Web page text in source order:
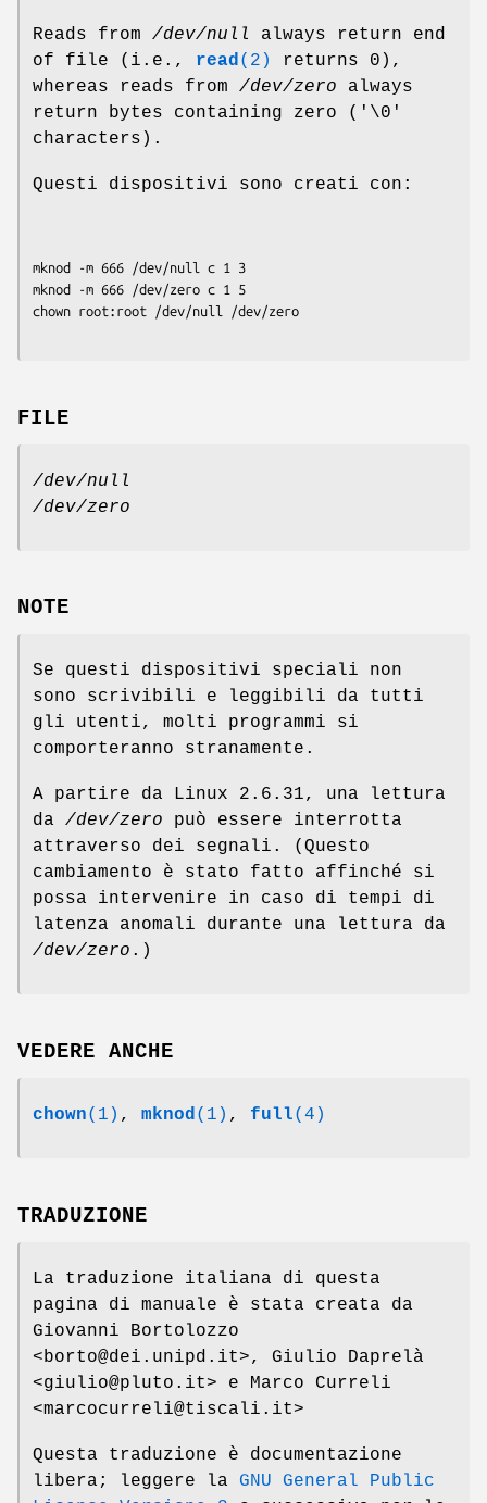
Reads from /dev/null
always return end
of file (i.e., read(2)
returns 0),
whereas reads from /dev/zero always
return bytes containing zero ('\0'
characters).
Questi dispositivi sono creati con:
mknod -m 666 /dev/null c 1 3
mknod -m 666 /dev/zero c 1 5
FILE
/dev/null
/dev/zero
NOTE
Se questi dispositivi speciali non
sono scrivibili e leggibili da tutti
gli utenti, molti programmi si
comporteranno stranamente.
A partire da Linux 2.6.31, una lettura
da /dev/zero può essere interrotta
attraverso dei segnali. (Questo
cambiamento è stato fatto affinché si
possa intervenire in caso di tempi di
latenza anomali durante una lettura da
/dev/zero .)
VEDERE ANCHE
chown(1) , mknod(1) , full(4)
TRADUZIONE
La traduzione italiana di questa
pagina di manuale è stata creata da
Giovanni Bortolozzo
<borto@dei.unipd.it>, Giulio Daprelà
<giulio@pluto.it> e Marco Curreli
<marcocurreli@tiscali.it>
Questa traduzione è documentazione
libera; leggere la GNU General Public